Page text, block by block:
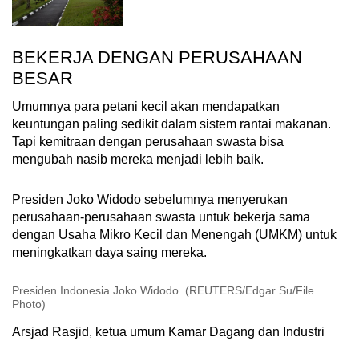
BEKERJA DENGAN PERUSAHAAN
BESAR
Umumnya para petani kecil akan mendapatkan
keuntungan paling sedikit dalam sistem rantai makanan.
Tapi kemitraan dengan perusahaan swasta bisa
mengubah nasib mereka menjadi lebih baik.
Presiden Joko Widodo sebelumnya menyerukan
perusahaan-perusahaan swasta untuk bekerja sama
dengan Usaha Mikro Kecil dan Menengah (UMKM) untuk
meningkatkan daya saing mereka.
Presiden Indonesia Joko Widodo. (REUTERS/Edgar Su/File
Photo)
Arsjad Rasjid, ketua umum Kamar Dagang dan Industri